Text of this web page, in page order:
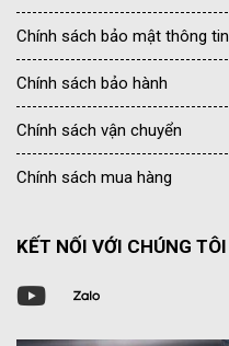
Chính sách bảo mật thông tin
Chính sách bảo hành
Chính sách vận chuyển
Chính sách mua hàng
KẾT NỐI VỚI CHÚNG TÔI